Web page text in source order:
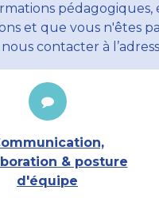
pédagogiques,
et que vous n'êtes
contacter à
& posture
d'équipe